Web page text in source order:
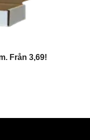
Från 3,69!